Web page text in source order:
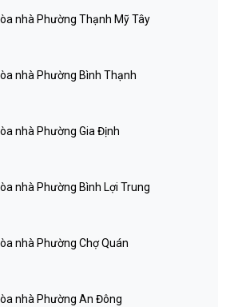
nhà Phường Thạnh Mỹ Tây
nhà Phường Bình Thạnh
nhà Phường Gia Định
nhà Phường Bình Lợi Trung
nhà Phường Chợ Quán
nhà Phường An Đông